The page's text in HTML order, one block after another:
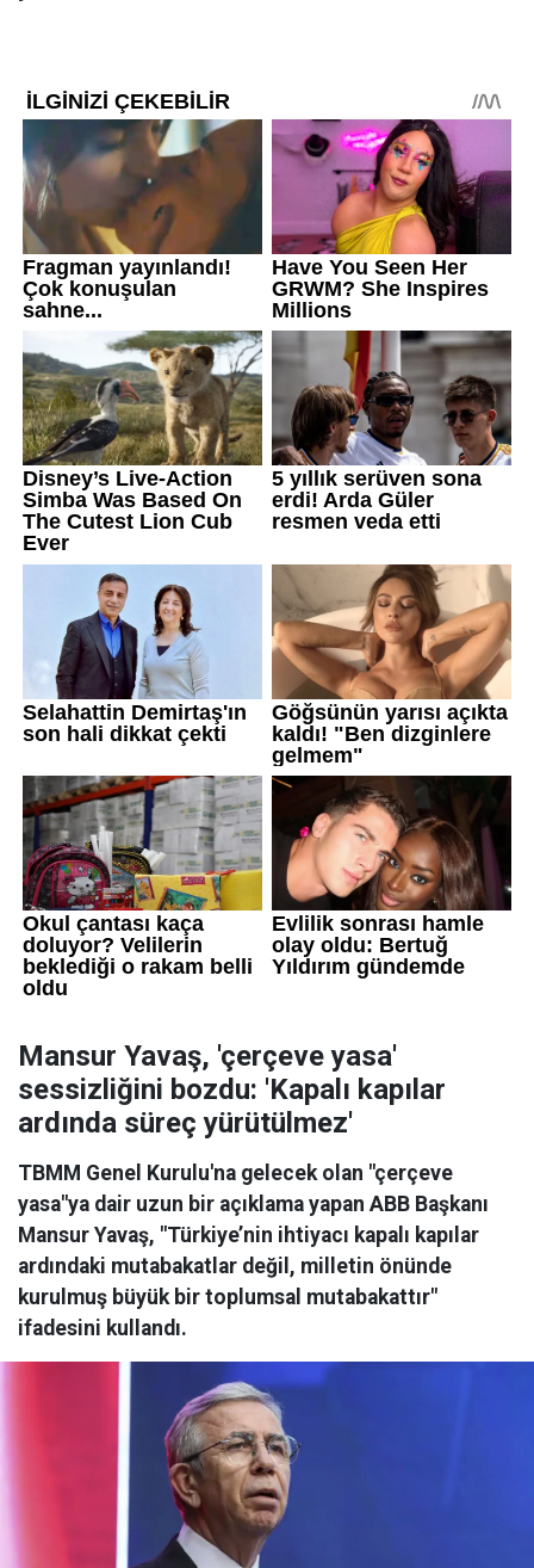
Mansur Yavaş, 'çerçeve yasa'
sessizliğini bozdu: 'Kapalı kapılar
ardında süreç yürütülmez'
TBMM Genel Kurulu'na gelecek olan "çerçeve
yasa"ya dair uzun bir açıklama yapan ABB Başkanı
Mansur Yavaş, "Türkiye’nin ihtiyacı kapalı kapılar
ardındaki mutabakatlar değil, milletin önünde
kurulmuş büyük bir toplumsal mutabakattır"
ifadesini kullandı.